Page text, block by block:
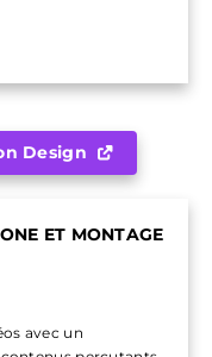
Design
ET MONTAGE
avec un